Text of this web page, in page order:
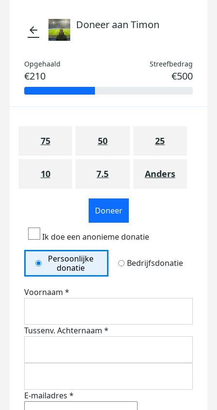
arrow_back Doneer aan Timon
Opgehaald
€210
Streefbedrag
€500
75 50 25
10 7.5 Anders
Doneer
Ik doe een anonieme donatie
Persoonlijke
donatie
Bedrijfsdonatie
Voornaam *
Tussenv. Achternaam *
E-mailadres *